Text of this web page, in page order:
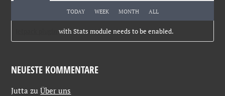
TODAY WEEK MONTH ALL
with Stats module needs to be enabled.
NEUESTE KOMMENTARE
Jutta zuÜber uns